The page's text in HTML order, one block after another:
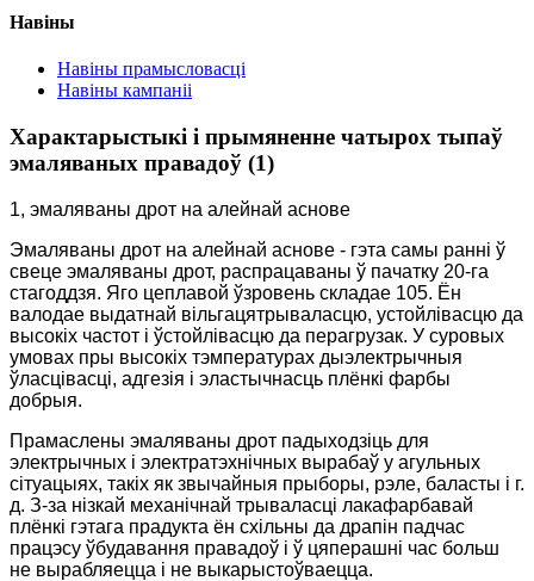
Навіны
Навіны прамысловасці
Навіны кампаніі
Характарыстыкі і прымяненне чатырох тыпаў
эмаляваных правадоў (1)
1, эмаляваны дрот на алейнай аснове
Эмаляваны дрот на алейнай аснове - гэта самы ранні ў
свеце эмаляваны дрот, распрацаваны ў пачатку 20-га
стагоддзя. Яго цеплавой ўзровень складае 105. Ён
валодае выдатнай вільгацятрываласцю, устойлівасцю да
высокіх частот і ўстойлівасцю да перагрузак. У суровых
умовах пры высокіх тэмпературах дыэлектрычныя
ўласцівасці, адгезія і эластычнасць плёнкі фарбы
добрыя.
Прамаслены эмаляваны дрот падыходзіць для
электрычных і электратэхнічных вырабаў у агульных
сітуацыях, такіх як звычайныя прыборы, рэле, баласты і г.
д. З-за нізкай механічнай трываласці лакафарбавай
плёнкі гэтага прадукта ён схільны да драпін падчас
працэсу ўбудавання правадоў і ў цяперашні час больш
не вырабляецца і не выкарыстоўваецца.